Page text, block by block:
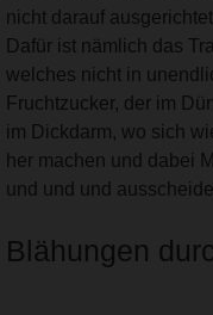
nicht darauf
Dafür ist nämlich das
welches nicht in
Fruchtzucker, der im
im Dickdarm, wo sich
her machen und dabei
und und und
Blähungen